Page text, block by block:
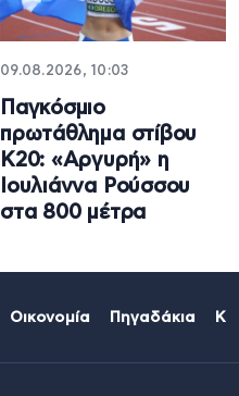
09.08.2026, 10:03
Παγκόσμιο
πρωτάθλημα στίβου
Κ20: «Αργυρή» η
Ιουλιάννα Ρούσσου
στα 800 μέτρα
Οικονομία Πηγαδάκια